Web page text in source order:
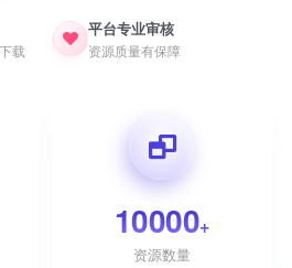
载
平台专业审核
资源质量有保障
10000+
资源数量